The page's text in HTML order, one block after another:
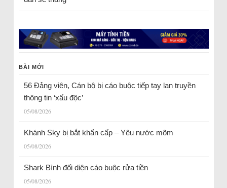
BÀI MỚI
56 Đảng viên, Cán bộ bị cáo buộc tiếp tay lan truyền
thông tin ‘xấu độc’
05/08/2026
Khánh Sky bị bắt khẩn cấp – Yêu nước mõm
05/08/2026
Shark Bình đối diện cáo buộc rửa tiền
05/08/2026